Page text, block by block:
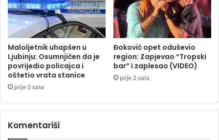
f
u
d
l
s
k
e
v
j
r
e
n
c
i
j
a
v
r
p
Maloljetnik uhapšen u
Ljubinju: Osumnjičen da je
povrijedio policajca i
oštetio vrata stanice
prije 2 sata
Đoković opet oduševio
region: Zapjevao “Tropski
bar” i zaplesao (VIDEO)
prije 2 sata
Komentariši